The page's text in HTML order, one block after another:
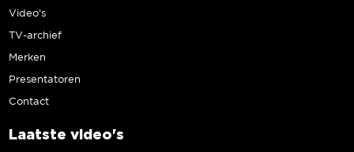
Video’s
TV-archief
Merken
Presentatoren
Contact
Laatste video's